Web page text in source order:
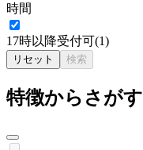
時間
17時以降受付可(1)
リセット 検索
特徴からさがす